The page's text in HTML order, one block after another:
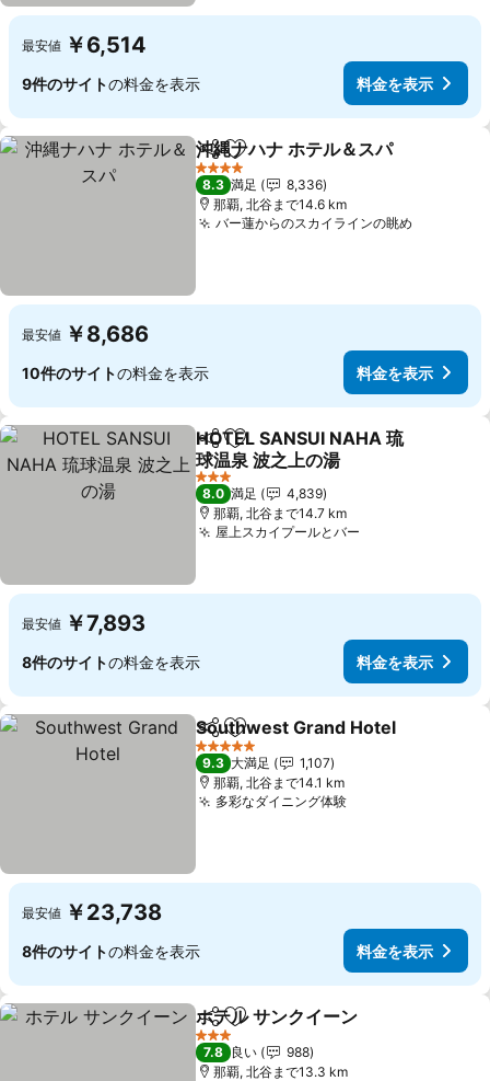
最安値 ￥6,514
9件のサイトの料金を表示 料金を表示
シェアお気に入りに追加
沖縄ナハナ ホテル＆スパ
4 ホテルのランク
8.3 満足
8,336
那覇, 北谷まで14.6 km
バー蓮からのスカイラインの眺め
最安値 ￥8,686
10件のサイトの料金を表示 料金を表示
シェアお気に入りに追加
HOTEL SANSUI NAHA 琉
球温泉 波之上の湯
料金を表示
3 ホテルのランク
8.0 満足
4,839
那覇, 北谷まで14.7 km
屋上スカイプールとバー
最安値 ￥7,893
8件のサイトの料金を表示 料金を表示
シェアお気に入りに追加
Southwest Grand Hotel
5 ホテルのランク
9.3 大満足
1,107
那覇, 北谷まで14.1 km
多彩なダイニング体験料金を表示
最安値 ￥23,738
8件のサイトの料金を表示 料金を表示
シェアお気に入りに追加
ホテル サンクイーン
3 ホテルのランク
7.8 良い
988
那覇, 北谷まで13.3 km